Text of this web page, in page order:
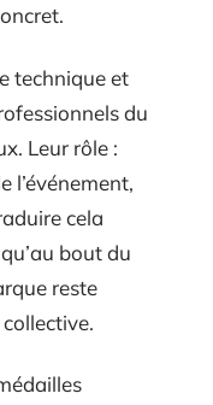
technique et
du
Leur rôle :
l’événement,
cela
bout du
reste